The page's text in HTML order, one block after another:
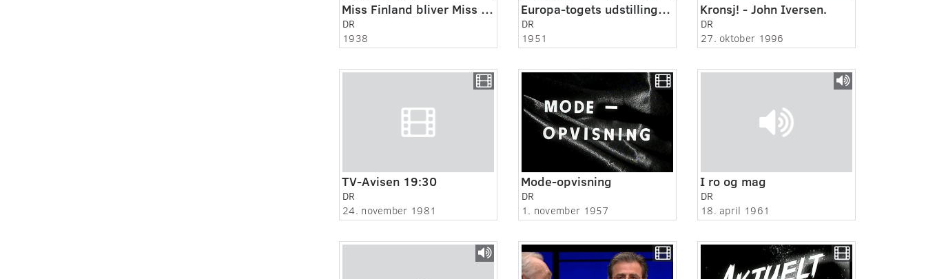
Miss Finland bliver Miss Europa
DR
1938
Europa-togets udstilling på Østerport
DR
1951
Kronsj! - John Iversen.
DR
27. oktober 1996
TV-Avisen 19:30
DR
24. november 1981
Mode-opvisning
DR
1. november 1957
I ro og mag
DR
18. april 1961